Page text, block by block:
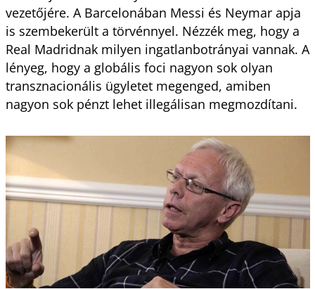
vezetőjére. A Barcelonában Messi és Neymar apja
is szembekerült a törvénnyel. Nézzék meg, hogy a
Real Madridnak milyen ingatlanbotrányai vannak. A
lényeg, hogy a globális foci nagyon sok olyan
transznacionális ügyletet megenged, amiben
nagyon sok pénzt lehet illegálisan megmozdítani.